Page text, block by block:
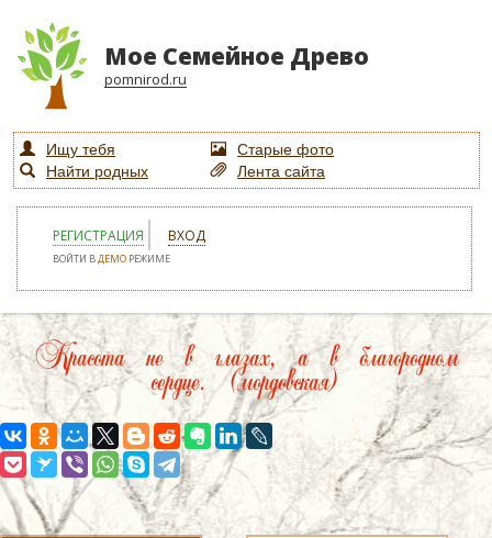
Мое Семейное Древо
pomnirod.ru
Ищу тебя
Старые фото
Найти родных
Лента сайта
РЕГИСТРАЦИЯ ВХОД
ВОЙТИ ВДЕМО РЕЖИМЕ
Красота не в глазах, а в благородном
сердце. (мордовская)